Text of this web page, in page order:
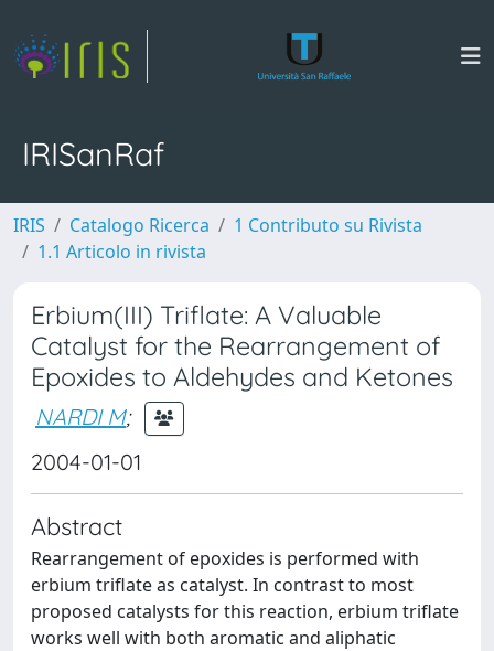
IRISanRaf
IRIS Catalogo Ricerca
1 Contributo su Rivista
1.1 Articolo in rivista
Erbium(III) Triflate: A Valuable
Catalyst for the Rearrangement of
Epoxides to Aldehydes and Ketones
NARDI M;
2004-01-01
Abstract
Rearrangement of epoxides is performed with
erbium triflate as catalyst. In contrast to most
proposed catalysts for this reaction, erbium triflate
works well with both aromatic and aliphatic